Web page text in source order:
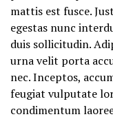
mattis est fusce.
egestas nunc
duis sollicitudin.
urna velit porta
nec. Inceptos,
feugiat vulputate
condimentum